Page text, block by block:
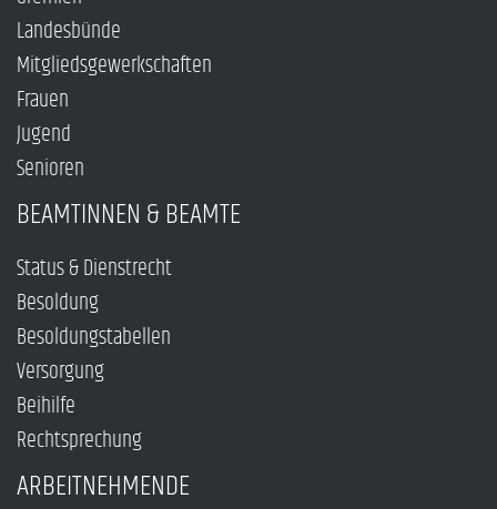
Landesbünde
Mitgliedsgewerkschaften
Frauen
Jugend
Senioren
BEAMTINNEN & BEAMTE
Status & Dienstrecht
Besoldung
Besoldungstabellen
Versorgung
Beihilfe
Rechtsprechung
ARBEITNEHMENDE